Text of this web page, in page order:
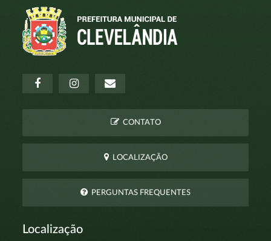
CONTATO
LOCALIZAÇÃO
PERGUNTAS FREQUENTES
Localização